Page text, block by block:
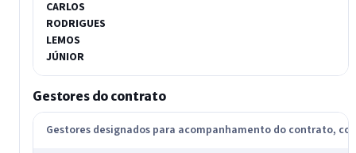
CARLOS
RODRIGUES
LEMOS
JÚNIOR
Gestores do contrato
Gestores designados para acompanhamento do contrato,